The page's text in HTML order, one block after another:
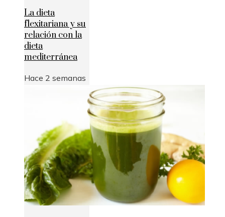
La dieta
flexitariana y su
relación con la
dieta
mediterránea
Hace 2 semanas